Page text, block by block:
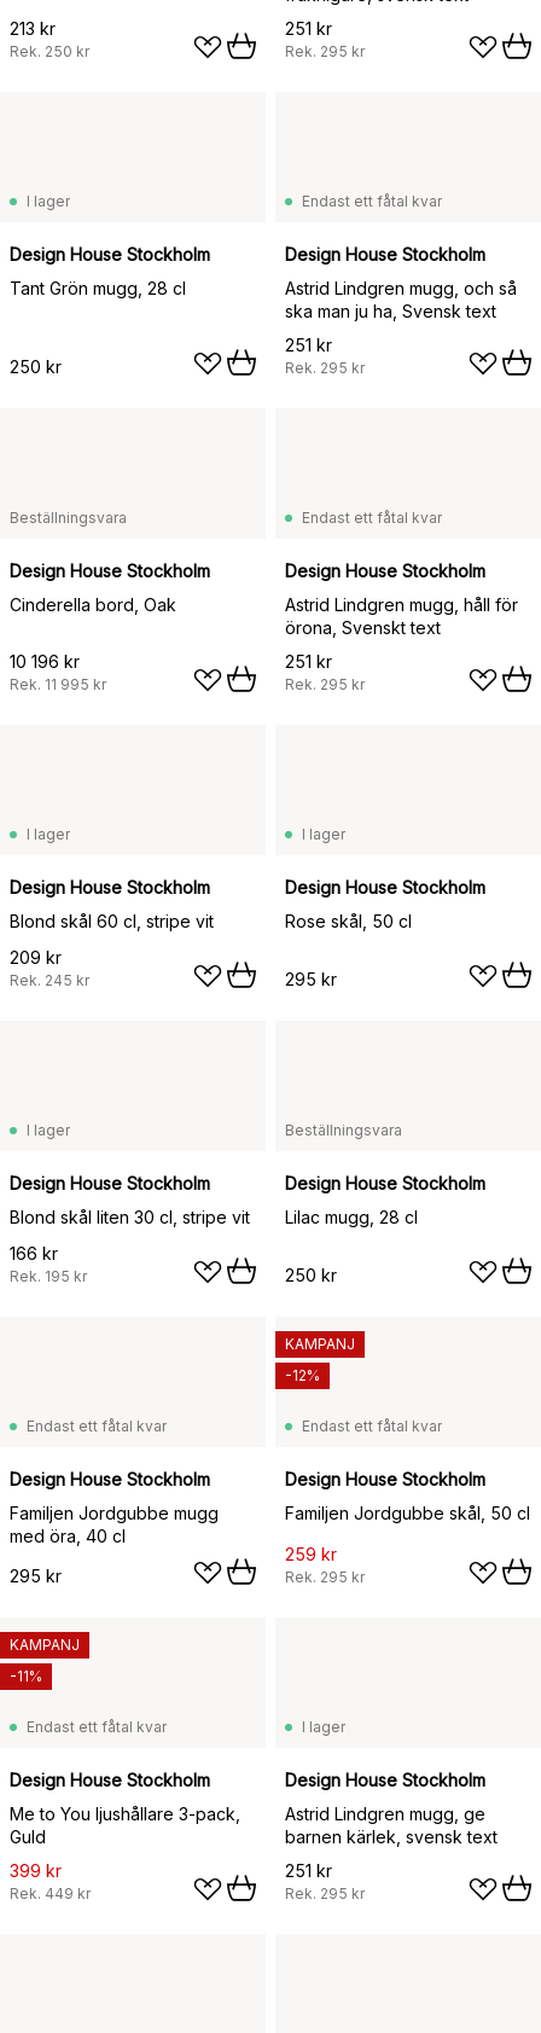
213 kr
Rek. 250 kr
251 kr
Rek. 295 kr
I lager
Design House Stockholm
Tant Grön mugg, 28 cl
250 kr
Endast ett fåtal kvar
Design House Stockholm
Astrid Lindgren mugg, och så
ska man ju ha, Svensk text
251 kr
Rek. 295 kr
Beställningsvara
Design House Stockholm
Cinderella bord, Oak
10 196 kr
Rek. 11 995 kr
Endast ett fåtal kvar
Design House Stockholm
Astrid Lindgren mugg, håll för
örona, Svenskt text
251 kr
Rek. 295 kr
I lager
Design House Stockholm
Blond skål 60 cl, stripe vit
209 kr
Rek. 245 kr
I lager
Design House Stockholm
Rose skål, 50 cl
295 kr
I lager
Design House Stockholm
Blond skål liten 30 cl, stripe vit
166 kr
Rek. 195 kr
Beställningsvara
Design House Stockholm
Lilac mugg, 28 cl
250 kr
Endast ett fåtal kvar
Design House Stockholm
Familjen Jordgubbe mugg
med öra, 40 cl
295 kr
Endast ett fåtal kvar
Design House Stockholm
Familjen Jordgubbe skål, 50 cl
259 kr
Rek. 295 kr
KAMPANJ
-12%
Endast ett fåtal kvar
Design House Stockholm
Me to You ljushållare 3-pack,
Guld
399 kr
Rek. 449 kr
KAMPANJ
-11%
I lager
Design House Stockholm
Astrid Lindgren mugg, ge
barnen kärlek, svensk text
251 kr
Rek. 295 kr